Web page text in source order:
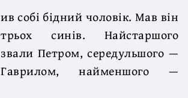
ив собі бідний чоловік. Мав він
трьох синів. Найстаршого
звали Петром, середульшого —
Гаврилом, найменшого —